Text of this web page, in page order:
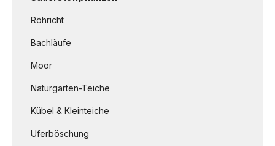
Röhricht
Bachläufe
Moor
Naturgarten-Teiche
Kübel & Kleinteiche
Uferböschung